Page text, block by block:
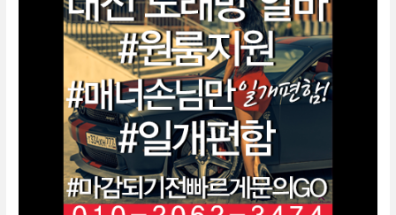
O1O.2062.3474
ryboy3500